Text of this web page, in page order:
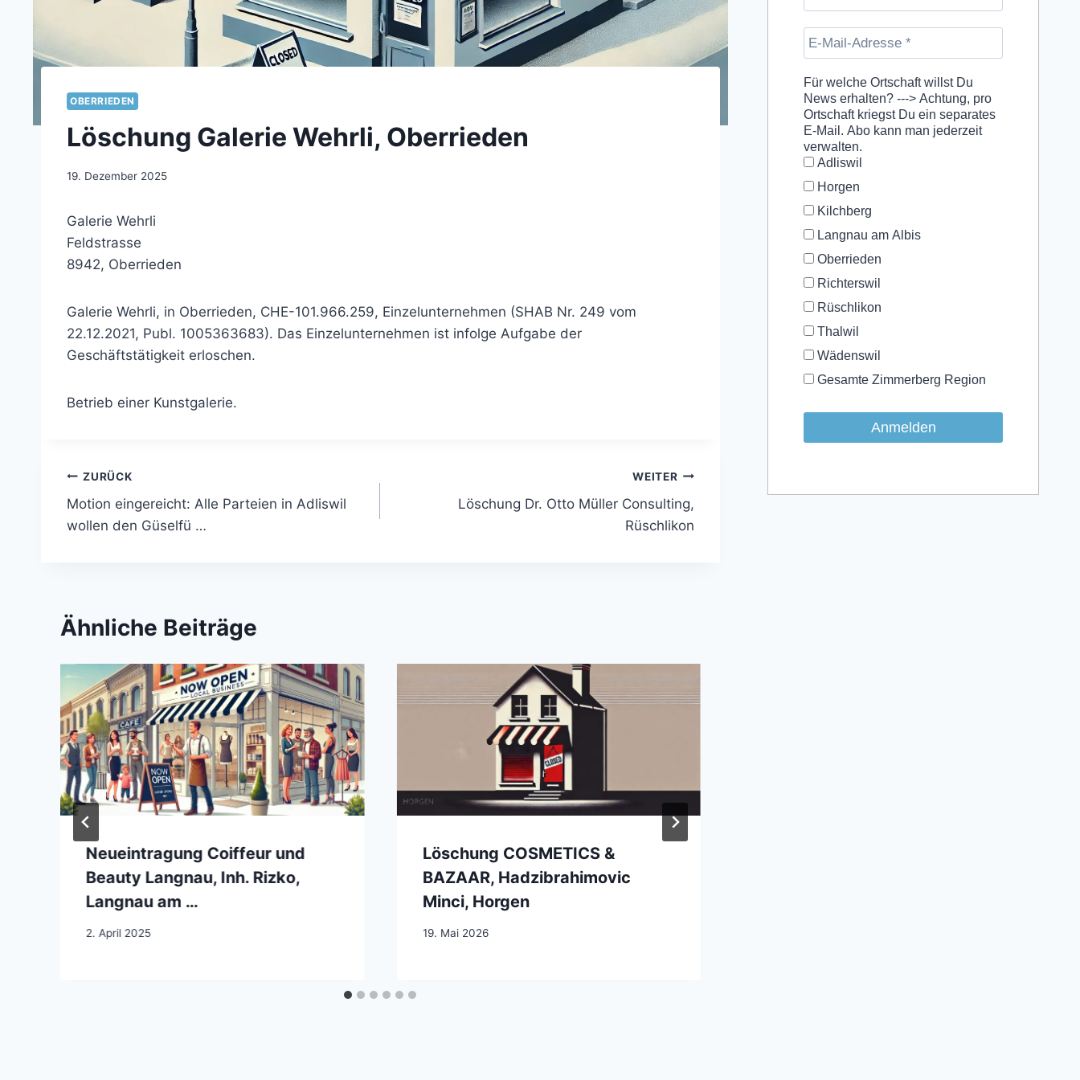
OBERRIEDEN
Löschung Galerie Wehrli, Oberrieden
19. Dezember 2025
Galerie Wehrli
Feldstrasse
8942, Oberrieden
Galerie Wehrli, in Oberrieden, CHE-101.966.259, Einzelunternehmen (SHAB Nr. 249 vom
22.12.2021, Publ. 1005363683). Das Einzelunternehmen ist infolge Aufgabe der
Geschäftstätigkeit erloschen.
Betrieb einer Kunstgalerie.
Beitragsnavigation
ZURÜCK
Motion eingereicht: Alle Parteien in Adliswil
wollen den Güselfü …
WEITER
Löschung Dr. Otto Müller Consulting,
Rüschlikon
Ähnliche Beiträge
Neueintragung Coiffeur und
Beauty Langnau, Inh. Rizko,
Langnau am …
2. April 2025
Löschung COSMETICS &
BAZAAR, Hadzibrahimovic
Minci, Horgen
19. Mai 2026
Für welche Ortschaft willst Du
News erhalten? ---> Achtung, pro
Ortschaft kriegst Du ein separates
E-Mail. Abo kann man jederzeit
verwalten.
Adliswil
Horgen
Kilchberg
Langnau am Albis
Oberrieden
Richterswil
Rüschlikon
Thalwil
Wädenswil
Gesamte Zimmerberg Region